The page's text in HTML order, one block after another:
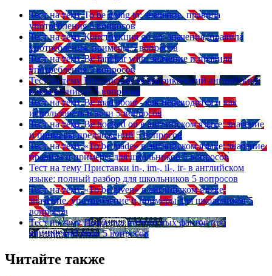
Тест на тему To be going to: значение, правила
употребления 5 вопросов
Тест на тему Конструкция go on: значения, правила
употребления, примеры 5 вопросов
Тест на тему Be familiar with: значение и правила
употребления 5 вопросов
Тест на тему Британский vs американский английский:
в чем разница? 5 вопросов
Тест на тему Be mad about - как переводится и как
использовать в речи 5 вопросов
Тест на тему Be hooked on в английском языке: значение
и примеры предложений 5 вопросов
Тест на тему «To be made» в английском языке: значение,
правила и примеры для школьников 5 вопросов
Тест на тему Приставки in-, im-, il-, ir- в английском
языке: полный разбор для школьников 5 вопросов
Тест на тему «To be given» в английском языке:
значение, употребление и примеры для школьников 5
вопросов
Тест на тему Подборка интересных фактов про
английский язык 5 вопросов
Читайте также